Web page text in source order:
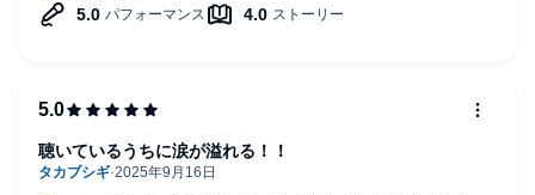
聴いているうちに涙が溢れる！！